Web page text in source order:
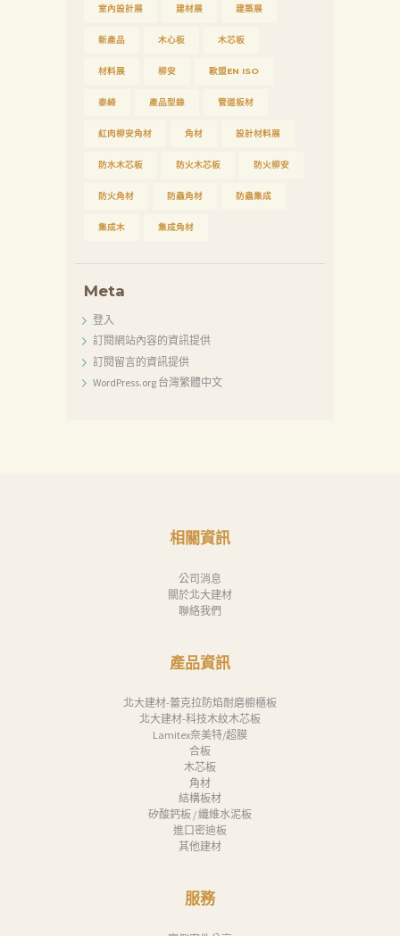
室內設計展 建材展 建築展
新產品 木心板 木芯板
材料展 柳安 歐盟EN ISO
泰綺 產品型錄 管道板材
紅肉柳安角材 角材 設計材料展
防水木芯板 防火木芯板 防火柳安
防火角材 防蟲角材 防蟲集成
集成木 集成角材
Meta
登入
訂閱網站內容的資訊提供
訂閱留言的資訊提供
WordPress.org 台灣繁體中文
相關資訊
公司消息
關於北大建材
聯絡我們
產品資訊
北大建材-蕾克拉防焰耐磨櫥櫃板
北大建材-科技木紋木芯板
Lamitex奈美特/超膜
合板
木芯板
角材
結構板材
矽酸鈣板 / 纖維水泥板
進口密迪板
其他建材
服務